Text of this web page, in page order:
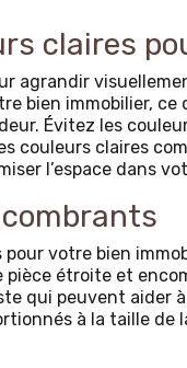
claires
agrandir
bien immobilier,
Évitez les
couleurs claires
l’espace dans
votre bien
étroite et
qui peuvent aider
à la taille de